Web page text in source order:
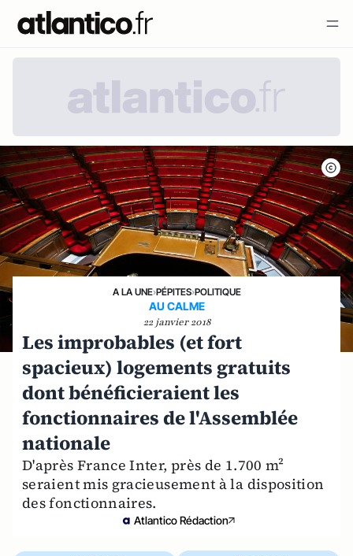
A LA UNE›PÉPITES›POLITIQUE
AU CALME
22 janvier 2018
Les improbables (et fort
spacieux) logements gratuits
dont bénéficieraient les
fonctionnaires de l'Assemblée
nationale
D'après France Inter, près de 1.700 m²
seraient mis gracieusement à la disposition
des fonctionnaires.
Atlantico Rédaction